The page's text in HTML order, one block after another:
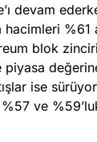
devam
hacimleri
blok
piyasa
ise
ve